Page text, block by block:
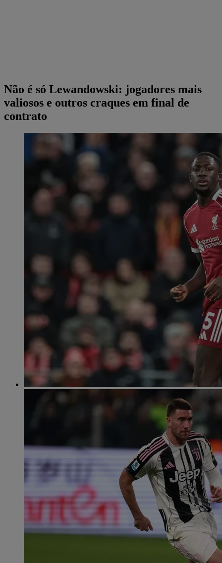
Não é só Lewandowski: jogadores mais
valiosos e outros craques em final de
contrato